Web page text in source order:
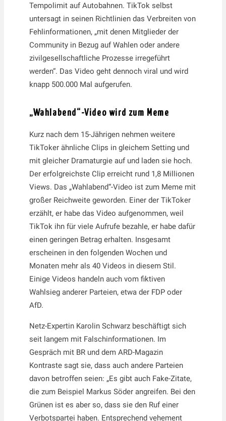
Tempolimit auf Autobahnen. TikTok selbst
untersagt in seinen Richtlinien das Verbreiten von
Fehlinformationen, „mit denen Mitglieder der
Community in Bezug auf Wahlen oder andere
zivilgesellschaftliche Prozesse irregeführt
werden“. Das Video geht dennoch viral und wird
knapp 500.000 Mal aufgerufen.
„Wahlabend“-Video wird zum Meme
Kurz nach dem 15-Jährigen nehmen weitere
TikToker ähnliche Clips in gleichem Setting und
mit gleicher Dramaturgie auf und laden sie hoch.
Der erfolgreichste Clip erreicht rund 1,8 Millionen
Views. Das „Wahlabend“-Video ist zum Meme mit
großer Reichweite geworden. Einer der TikToker
erzählt, er habe das Video aufgenommen, weil
TikTok ihn für viele Aufrufe bezahle, er habe dafür
einen geringen Betrag erhalten. Insgesamt
erscheinen in den folgenden Wochen und
Monaten mehr als 40 Videos in diesem Stil.
Einige Videos handeln auch vom fiktiven
Wahlsieg anderer Parteien, etwa der FDP oder
AfD.
Netz-Expertin Karolin Schwarz beschäftigt sich
seit langem mit Falschinformationen. Im
Gespräch mit BR und dem ARD-Magazin
Kontraste sagt sie, dass auch andere Parteien
davon betroffen seien: „Es gibt auch Fake-Zitate,
die zum Beispiel Markus Söder angreifen. Bei den
Grünen ist es aber so, dass sie den Ruf einer
Verbotspartei haben. Entsprechend vehement